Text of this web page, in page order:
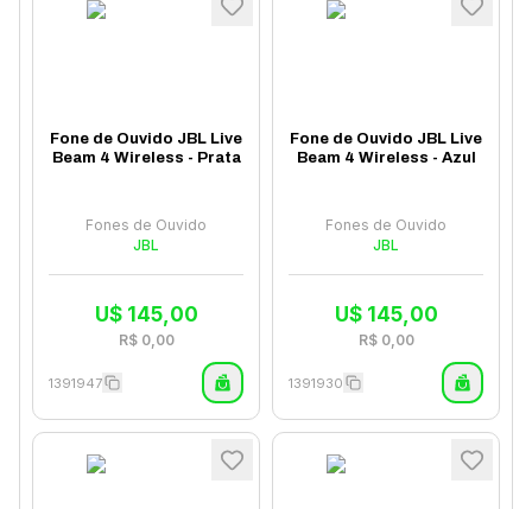
Fone de Ouvido JBL Live
Beam 4 Wireless - Prata
Fones de Ouvido
JBL
U$ 145,00
R$ 0,00
1391947
Fone de Ouvido JBL Live
Beam 4 Wireless - Azul
Fones de Ouvido
JBL
U$ 145,00
R$ 0,00
1391930